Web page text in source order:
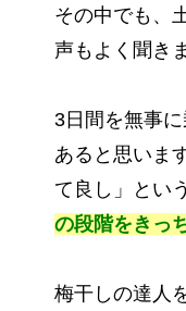
その中でも、
声もよく聞き
3日間を無事
あると思いま
て良し」とい
の段階をきっ
梅干しの達人